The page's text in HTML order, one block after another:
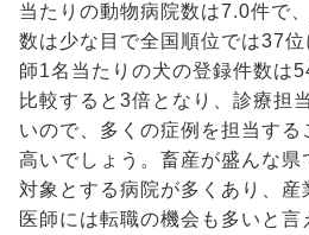
当たりの動物病院数は7.0件で
数は少な目で全国順位では37
師1名当たりの犬の登録件数は
比較すると3倍となり、診療担
いので、多くの症例を担当す
高いでしょう。畜産が盛んな県
対象とする病院が多くあり、
医師には転職の機会も多いと